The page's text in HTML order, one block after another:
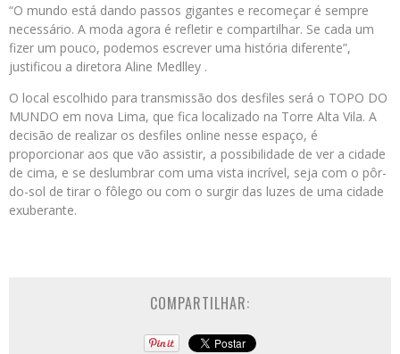
“O mundo está dando passos gigantes e recomeçar é sempre
necessário. A moda agora é refletir e compartilhar. Se cada um
fizer um pouco, podemos escrever uma história diferente”,
justificou a diretora Aline Medlley .
O local escolhido para transmissão dos desfiles será o TOPO DO
MUNDO em nova Lima, que fica localizado na Torre Alta Vila. A
decisão de realizar os desfiles online nesse espaço, é
proporcionar aos que vão assistir, a possibilidade de ver a cidade
de cima, e se deslumbrar com uma vista incrível, seja com o pôr-
do-sol de tirar o fôlego ou com o surgir das luzes de uma cidade
exuberante.
COMPARTILHAR: